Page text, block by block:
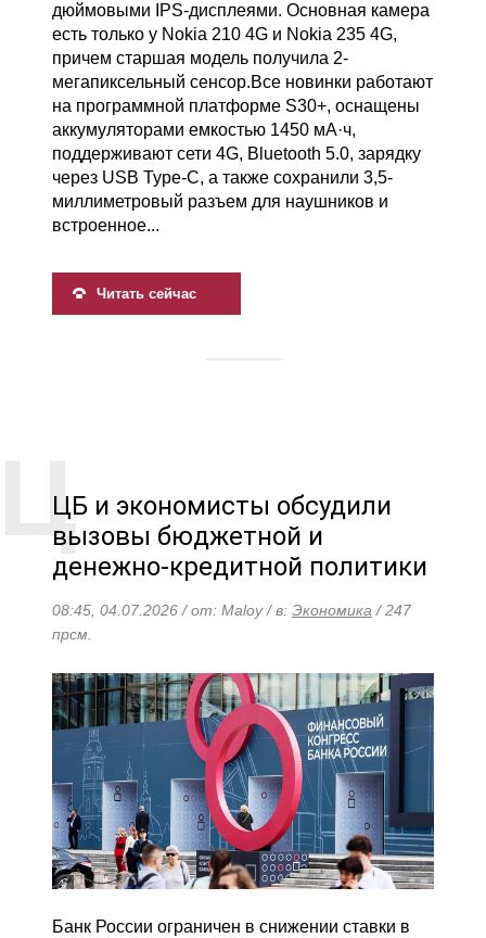
дюймовыми IPS-дисплеями. Основная камера
есть только у Nokia 210 4G и Nokia 235 4G,
причем старшая модель получила 2-
мегапиксельный сенсор.Все новинки работают
на программной платформе S30+, оснащены
аккумуляторами емкостью 1450 мА·ч,
поддерживают сети 4G, Bluetooth 5.0, зарядку
через USB Type-C, а также сохранили 3,5-
миллиметровый разъем для наушников и
встроенное...
Читать сейчас
ЦБ и экономисты обсудили
вызовы бюджетной и
денежно-кредитной политики
08:45, 04.07.2026 / от: Maloy / в: Экономика / 247
прсм.
Банк России ограничен в снижении ставки в